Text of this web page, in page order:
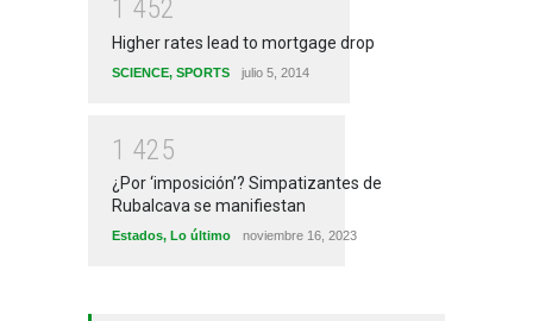
1 452
Higher rates lead to mortgage drop
SCIENCE, SPORTS julio 5, 2014
1 425
¿Por ‘imposición’? Simpatizantes de
Rubalcava se manifiestan
Estados, Lo último noviembre 16, 2023